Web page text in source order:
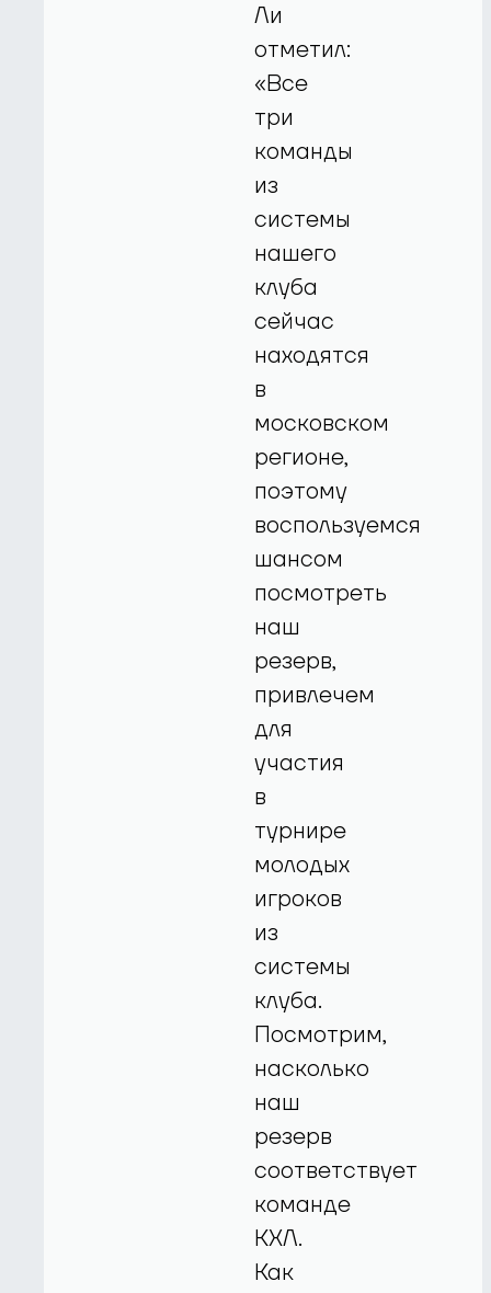
Ли
отметил:
«Все
три
команды
из
системы
нашего
клуба
сейчас
находятся
в
московском
регионе,
поэтому
воспользуемся
шансом
посмотреть
наш
резерв,
привлечем
для
участия
в
турнире
молодых
игроков
из
системы
клуба.
Посмотрим,
насколько
наш
резерв
соответствует
команде
КХЛ.
Как